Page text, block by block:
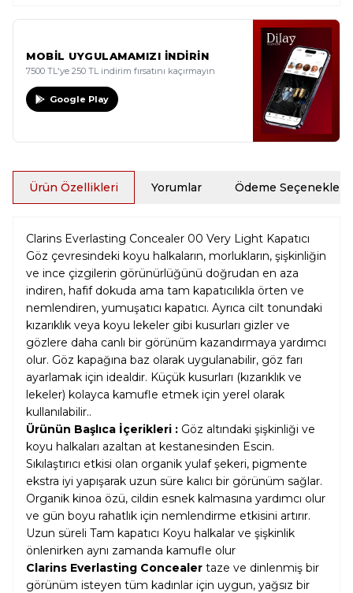
MOBİL UYGULAMAMIZI İNDİRİN
7500 TL'ye 250 TL indirim fırsatını kaçırmayın
Google Play
Ürün Özellikleri Yorumlar Ödeme Seçenekleri
Clarins Everlasting Concealer 00 Very Light Kapatıcı
Göz çevresindeki koyu halkaların, morlukların, şişkinliğin
ve ince çizgilerin görünürlüğünü doğrudan en aza
indiren, hafif dokuda ama tam kapatıcılıkla örten ve
nemlendiren, yumuşatıcı kapatıcı. Ayrıca cilt tonundaki
kızarıklık veya koyu lekeler gibi kusurları gizler ve
gözlere daha canlı bir görünüm kazandırmaya yardımcı
olur. Göz kapağına baz olarak uygulanabilir, göz farı
ayarlamak için idealdir. Küçük kusurları (kızarıklık ve
lekeler) kolayca kamufle etmek için yerel olarak
kullanılabilir..
Ürünün Başlıca İçerikleri : Göz altındaki şişkinliği ve
koyu halkaları azaltan at kestanesinden Escin.
Sıkılaştırıcı etkisi olan organik yulaf şekeri, pigmente
ekstra iyi yapışarak uzun süre kalıcı bir görünüm sağlar.
Organik kinoa özü, cildin esnek kalmasına yardımcı olur
ve gün boyu rahatlık için nemlendirme etkisini artırır.
Uzun süreli Tam kapatıcı Koyu halkalar ve şişkinlik
önlenirken aynı zamanda kamufle olur
Clarins Everlasting Concealer taze ve dinlenmiş bir
görünüm isteyen tüm kadınlar için uygun, yağsız bir